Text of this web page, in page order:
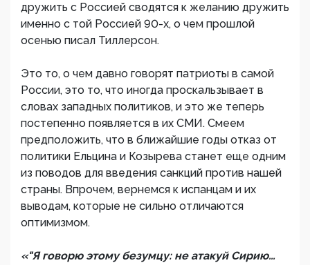
дружить с Россией сводятся к желанию дружить
именно с той Россией 90-х, о чем прошлой
осенью писал Тиллерсон.
Это то, о чем давно говорят патриоты в самой
России, это то, что иногда проскальзывает в
словах западных политиков, и это же теперь
постепенно появляется в их СМИ. Смеем
предположить, что в ближайшие годы отказ от
политики Ельцина и Козырева станет еще одним
из поводов для введения санкций против нашей
страны. Впрочем, вернемся к испанцам и их
выводам, которые не сильно отличаются
оптимизмом.
«"Я говорю этому безумцу: не атакуй Сирию…